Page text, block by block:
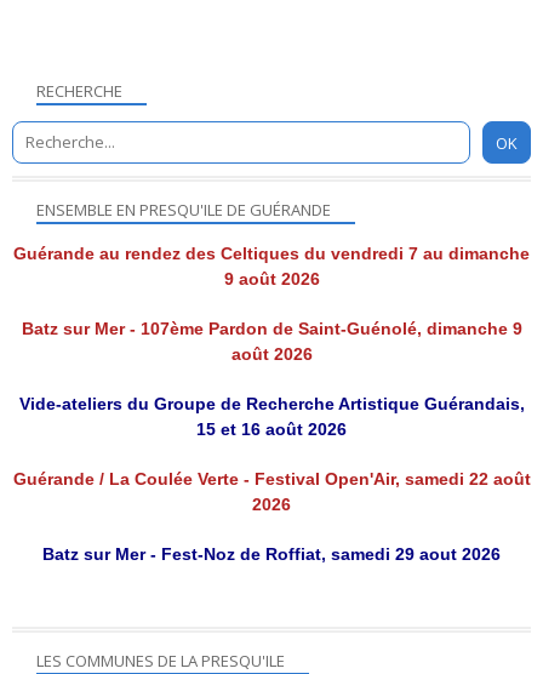
RECHERCHE
ENSEMBLE EN PRESQU'ILE DE GUÉRANDE
Guérande au rendez des Celtiques du vendredi 7 au dimanche
9 août 2026
Batz sur Mer - 107ème Pardon de Saint-Guénolé, dimanche 9
août 2026
Vide-ateliers du Groupe de Recherche Artistique Guérandais,
15 et 16 août 2026
Guérande / La Coulée Verte - Festival Open'Air, samedi 22 août
2026
Batz sur Mer - Fest-Noz de Roffiat, samedi 29 aout 2026
LES COMMUNES DE LA PRESQU'ILE